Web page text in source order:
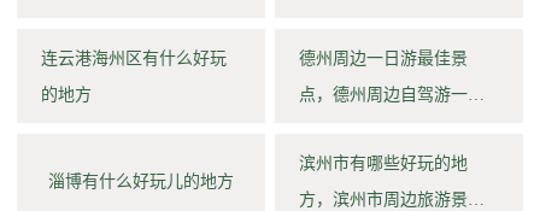
连云港海州区有什么好玩
的地方
德州周边一日游最佳景
点，德州周边自驾游一日
淄博有什么好玩儿的地方
滨州市有哪些好玩的地
方，滨州市周边旅游景点